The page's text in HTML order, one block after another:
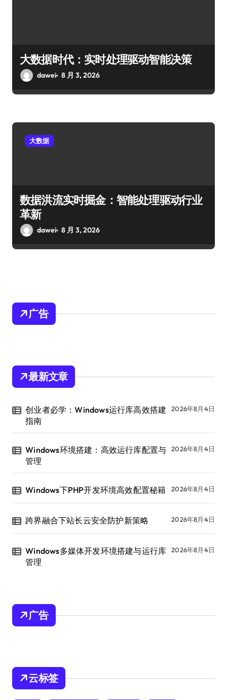
大数据时代：实时处理驱动智能决策
dawei 8 月 3, 2026
大数据
数据洪流实时掘金：智能处理驱动行业
革新
dawei 8 月 3, 2026
广告
最新文章
创业者必学：Windows运行库高效搭建
指南
2026年8月4日
Windows环境搭建：高效运行库配置与
管理
2026年8月4日
Windows下PHP开发环境高效配置秘籍 2026年8月4日
跨界融合下站长云安全防护新策略 2026年8月4日
Windows多媒体开发环境搭建与运行库
管理
2026年8月4日
广告
云标签